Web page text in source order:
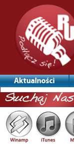
Aktualności
Słuchaj Nas